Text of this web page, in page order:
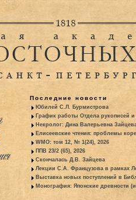
Последние новости
Юбилей С.Л. Бурмистрова
График работы Отдела рукописей
Некролог: Дина Валерьевна
Елисеевские чтения: проблемы
WMO: том 12, № 1(24), 2026
ППВ 23/2 (65), 2026
Скончалась Д.В. Зайцева
Лекции С.А. Французова в рамках
Выставка новых поступлений в
Монография: Японские древности